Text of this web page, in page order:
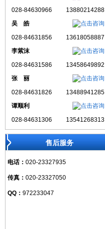
028-84630966
13880214288
吴 皓
028-84631856
13618058887
李紫沫
028-84631586
13458649892
张 丽
028-84631826
13488941285
谭顺利
028-84631306
13541268313
售后服务
电话： 020-23327935
传真： 020-23327050
QQ： 972233047